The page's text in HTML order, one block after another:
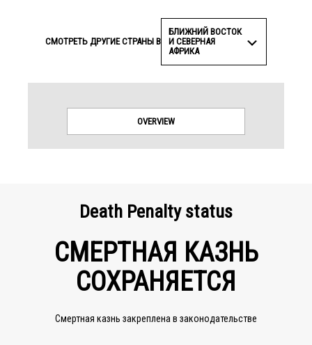
СМОТРЕТЬ ДРУГИЕ СТРАНЫ В
БЛИЖНИЙ ВОСТОК
И СЕВЕРНАЯ
АФРИКА
OVERVIEW
Death Penalty status
СМЕРТНАЯ КАЗНЬ
СОХРАНЯЕТСЯ
Смертная казнь закреплена в законодательстве